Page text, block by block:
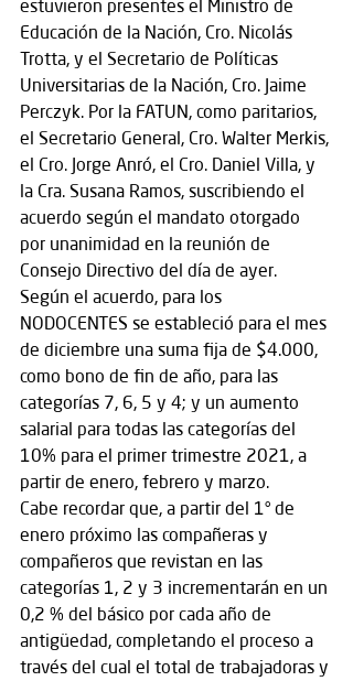
estuvieron presentes el Ministro de
Educación de la Nación, Cro. Nicolás
Trotta, y el Secretario de Políticas
Universitarias de la Nación, Cro. Jaime
Perczyk. Por la FATUN, como paritarios,
el Secretario General, Cro. Walter Merkis,
el Cro. Jorge Anró, el Cro. Daniel Villa, y
la Cra. Susana Ramos, suscribiendo el
acuerdo según el mandato otorgado
por unanimidad en la reunión de
Consejo Directivo del día de ayer.
Según el acuerdo, para los
NODOCENTES se estableció para el mes
de diciembre una suma fija de $4.000,
como bono de fin de año, para las
categorías 7, 6, 5 y 4; y un aumento
salarial para todas las categorías del
10% para el primer trimestre 2021, a
partir de enero, febrero y marzo.
Cabe recordar que, a partir del 1° de
enero próximo las compañeras y
compañeros que revistan en las
categorías 1, 2 y 3 incrementarán en un
0,2 % del básico por cada año de
antigüedad, completando el proceso a
través del cual el total de trabajadoras y